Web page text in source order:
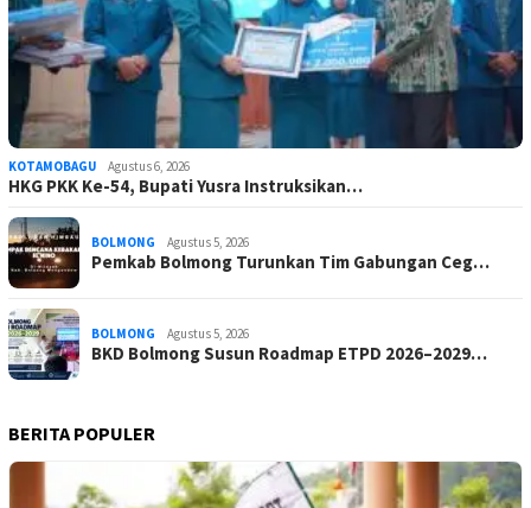
KOTAMOBAGU Agustus 6, 2026
HKG PKK Ke-54, Bupati Yusra Instruksikan…
BOLMONG Agustus 5, 2026
Pemkab Bolmong Turunkan Tim Gabungan Ceg…
BOLMONG Agustus 5, 2026
BKD Bolmong Susun Roadmap ETPD 2026–2029…
BERITA POPULER